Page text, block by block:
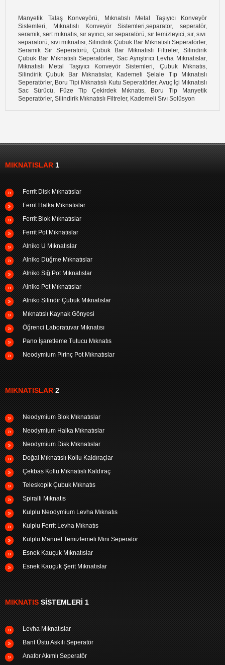
Manyetik Talaş Konveyörü, Mıknatıslı Metal Taşıyıcı Konveyör
Sistemleri, Mıknatıslı Konveyör Sistemleri,separatör, seperatör,
seramik, sert mıknatıs, sır ayırıcı, sır separatörü, sır temizleyici, sır, sıvı
separatörü, sıvı mıknatısı, Silindirik Çubuk Bar Mıknatıslı Seperatörler,
Seramik Sır Seperatörü, Çubuk Bar Mıknatıslı Filtreler, Silindirik
Çubuk Bar Mıknatıslı Seperatörler, Sac Ayrıştırıcı Levha Mıknatıslar,
Mıknatıslı Metal Taşıyıcı Konveyör Sistemleri, Çubuk Mıknatıs,
Silindirik Çubuk Bar Mıknatıslar, Kademeli Şelale Tıp Mıknatıslı
Seperatörler, Boru Tipi Mıknatıslı Kutu Seperatörler, Avuç İçi Mıknatıslı
Sac Sürücü, Füze Tip Çekirdek Mıknatıs, Boru Tip Manyetik
Seperatörler, Silindirik Mıknatıslı Filtreler, Kademeli Sıvı Solüsyon
MIKNATISLAR1
Ferrit Disk Mıknatıslar
Ferrit Halka Mıknatıslar
Ferrit Blok Mıknatıslar
Ferrit Pot Mıknatıslar
Alniko U Mıknatıslar
Alniko Düğme Mıknatıslar
Alniko Sığ Pot Mıknatıslar
Alniko Pot Mıknatıslar
Alniko Silindir Çubuk Mıknatıslar
Mıknatıslı Kaynak Gönyesi
Öğrenci Laboratuvar Mıknatısı
Pano İşaretleme Tutucu Mıknatıs
Neodymium Pirinç Pot Mıknatıslar
MIKNATISLAR2
Neodymium Blok Mıknatıslar
Neodymium Halka Mıknatıslar
Neodymium Disk Mıknatıslar
Doğal Mıknatıslı Kollu Kaldıraçlar
Çekbas Kollu Mıknatıslı Kaldıraç
Teleskopik Çubuk Mıknatıs
Spiralli Mıknatıs
Kulplu Neodymium Levha Mıknatıs
Kulplu Ferrit Levha Mıknatıs
Kulplu Manuel Temizlemeli Mini Seperatör
Esnek Kauçuk Mıknatıslar
Esnek Kauçuk Şerit Mıknatıslar
MIKNATISSISTEMLERI 1
Levha Mıknatıslar
Bant Üstü Askılı Seperatör
Anafor Akımlı Seperatör